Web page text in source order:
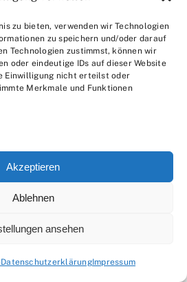
zu bieten, verwenden wir Technologien
zu speichern und/oder darauf
Technologien zustimmst, können wir
oder eindeutige IDs auf dieser Website
Einwilligung nicht erteilst oder
Merkmale und Funktionen
Akzeptieren
Ablehnen
ansehen
DatenschutzerklärungImpressum
Zukunft vermeiden?
und Arbeitsabläufe.
und
Gewährleistung und
kostenlos.
eine
Beratung und